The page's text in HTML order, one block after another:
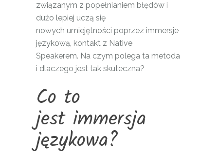
związanym z popełnianiem błędów i
dużo lepiej uczą się
nowych umiejętności poprzez immersje
językową, kontakt z Native
Speakerem. Na czym polega ta metoda
i dlaczego jest tak skuteczna?
Co to
jest immersja
językowa?